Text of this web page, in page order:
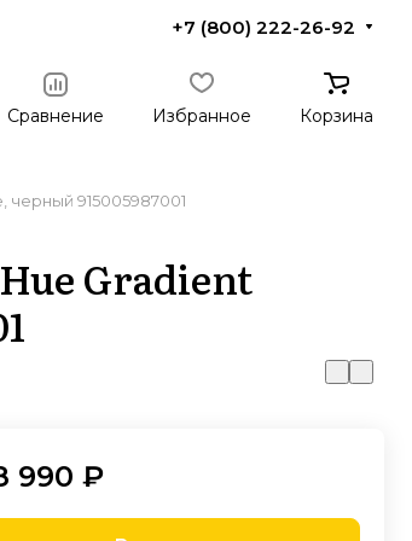
+7 (800) 222-26-92
Сравнение Избранное Корзина
черный 915005987001
Gradient
990 ₽